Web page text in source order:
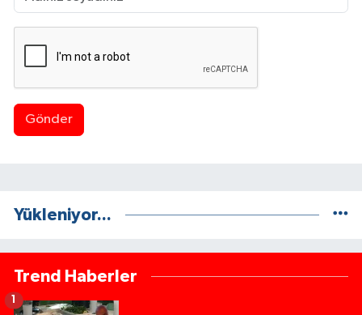
Gönder
Yükleniyor...
Trend Haberler
1